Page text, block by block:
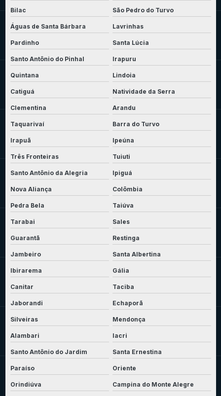
Bilac São Pedro do Turvo
Águas de Santa Bárbara Lavrinhas
Pardinho Santa Lúcia
Santo Antônio do Pinhal Irapuru
Quintana Lindoia
Catiguá Natividade da Serra
Clementina Arandu
Taquarivaí Barra do Turvo
Irapuã Ipeúna
Três Fronteiras Tuiuti
Santo Antônio da Alegria Ipiguá
Nova Aliança Colômbia
Pedra Bela Taiúva
Tarabai Sales
Guarantã Restinga
Jambeiro Santa Albertina
Ibirarema Gália
Canitar Taciba
Jaborandi Echaporã
Silveiras Mendonça
Alambari Iacri
Santo Antônio do Jardim Santa Ernestina
Paraíso Oriente
Orindiúva Campina do Monte Alegre